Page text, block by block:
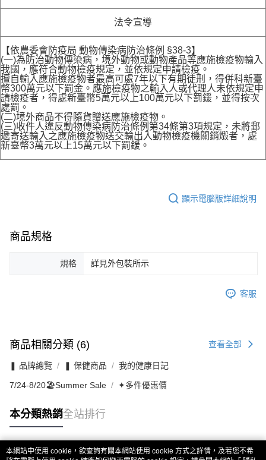
法令宣導
【依農委會防疫局 動物傳染病防治條例 §38-3】
(一)為防治動物傳染病，境外動物或動物產品等應施檢疫物輸入
我國，應符合動物檢疫規定，並依規定申請檢疫。
擅自輸入應施檢疫物者最高可處7年以下有期徒刑，得併科新臺
幣300萬元以下罰金。應施檢疫物之輸入人或代理人未依規定申
請檢疫者，得處新臺幣5萬元以上100萬元以下罰鍰，並得按次
處罰。
(二)境外商品不得隨貨贈送應施檢疫物。
(三)收件人違反動物傳染病防治條例第34條第3項規定，未將郵
遞寄送輸入之應施檢疫物送交輸出入動物檢疫機關銷燬者，處
新臺幣3萬元以上15萬元以下罰鍰。
顯示電腦版詳細說明
商品規格
規格 詳見外包裝所示
客服
商品相關分類 (6) 查看全部
❚ 品牌總覽 ❚ 保健商品 我的健康日記
7/24-8/20🏖️Summer Sale ✦多件優惠價
本分類熱銷全站排行
本網站中使用 cookie，欲查詢有關本網站使用 cookie 方式之詳情，及若您不希